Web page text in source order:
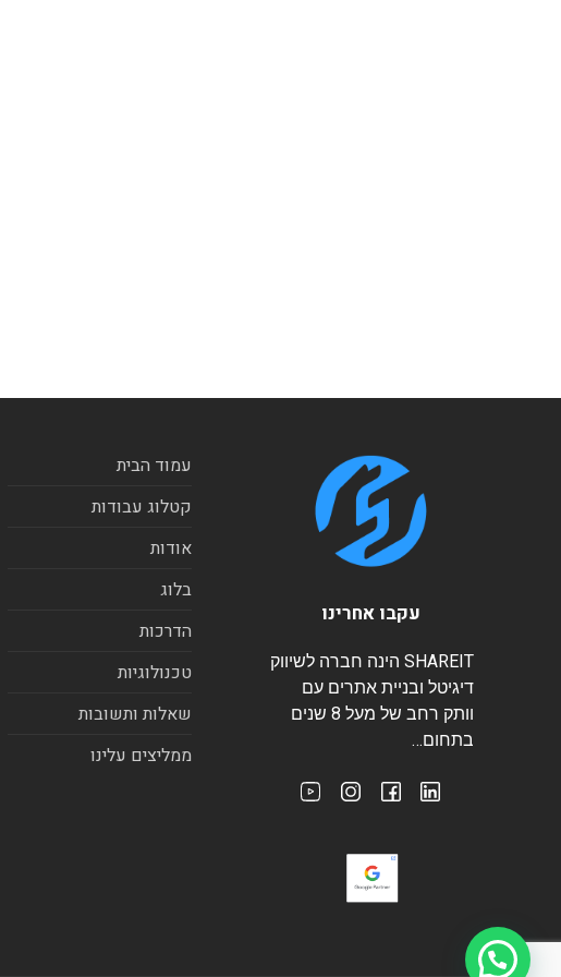
עקבו אחרינו
SHAREIT הינה חברה לשיווק
דיגיטל ובניית אתרים עם
וותק רחב של מעל 8 שנים
בתחום…
עמוד הבית
קטלוג עבודות
אודות
בלוג
הדרכות
טכנולוגיות
שאלות ותשובות
ממליצים עלינו